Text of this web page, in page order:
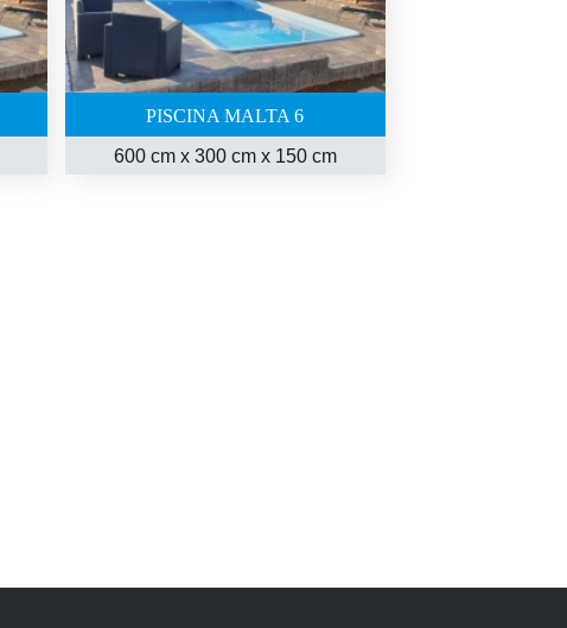
PISCINA MALTA 6
600 cm x 300 cm x 150 cm